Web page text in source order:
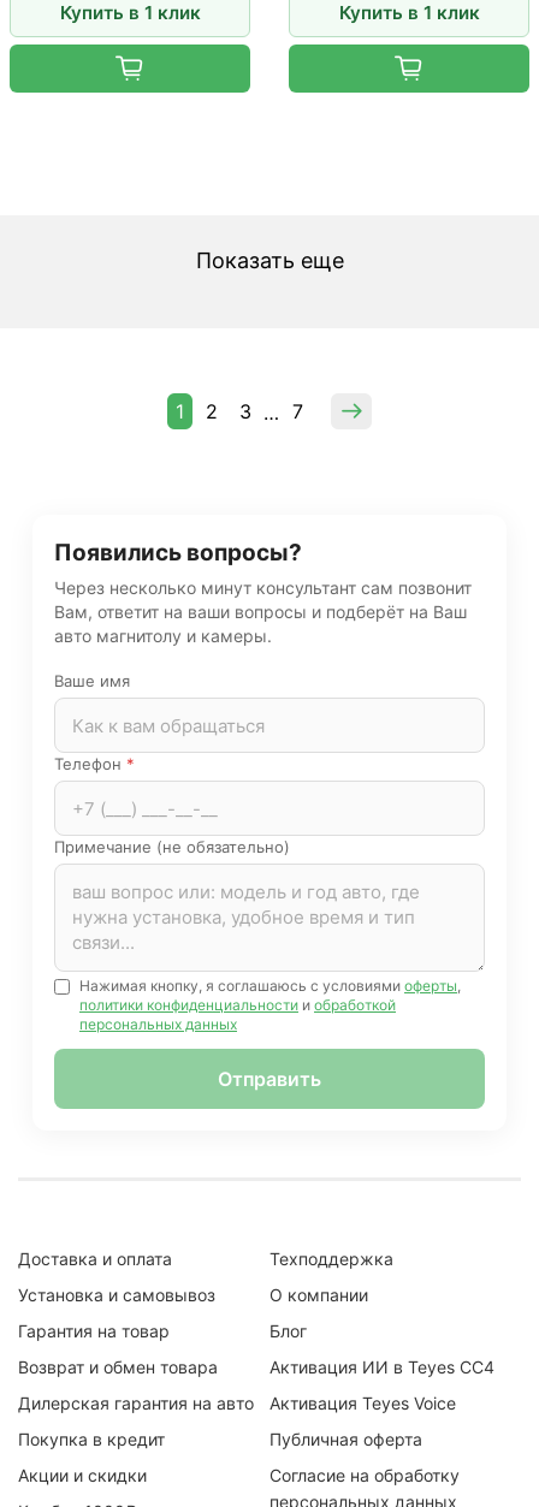
Купить в 1 клик Купить в 1 клик
Показать еще
1 2 3 … 7
Появились вопросы?
Через несколько минут консультант сам позвонит
Вам, ответит на ваши вопросы и подберёт на Ваш
авто магнитолу и камеры.
Ваше имя
Телефон *
Примечание (не обязательно)
Нажимая кнопку, я соглашаюсь с условиями оферты,
политики конфиденциальности и обработкой
персональных данных
Отправить
Доставка и оплата
Установка и самовывоз
Гарантия на товар
Возврат и обмен товара
Дилерская гарантия на авто
Покупка в кредит
Акции и скидки
Техподдержка
О компании
Блог
Активация ИИ в Teyes CC4
Активация Teyes Voice
Публичная оферта
Согласие на обработку
персональных данных